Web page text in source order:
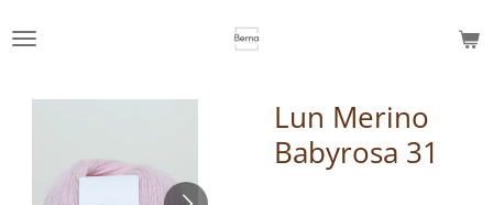
till
Lun Merino
Babyrosa 31